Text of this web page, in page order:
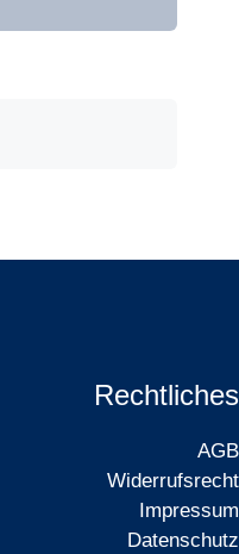
Rechtliches
AGB
Widerrufsrecht
Impressum
Datenschutz